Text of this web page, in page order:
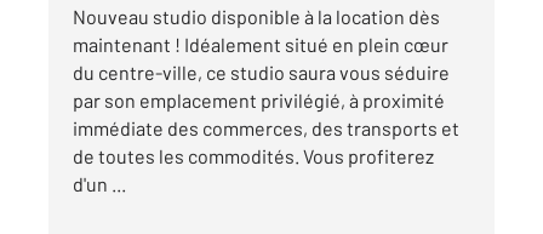
Nouveau studio disponible à la location dès
maintenant ! Idéalement situé en plein cœur
du centre-ville, ce studio saura vous séduire
par son emplacement privilégié, à proximité
immédiate des commerces, des transports et
de toutes les commodités. Vous profiterez
d'un ...